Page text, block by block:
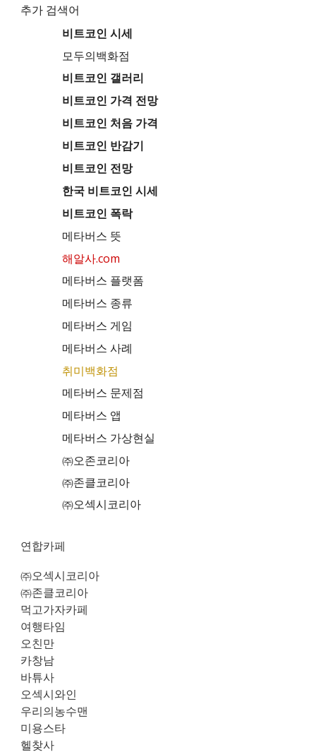
추가 검색어
비트코인 시세
모두의백화점
비트코인 갤러리
비트코인 가격 전망
비트코인 처음 가격
비트코인 반감기
비트코인 전망
한국 비트코인 시세
비트코인 폭락
메타버스 뜻
해알사.com
메타버스 플랫폼
메타버스 종류
메타버스 게임
메타버스 사례
취미백화점
메타버스 문제점
메타버스 앱
메타버스 가상현실
㈜오존코리아
㈜존클코리아
㈜오섹시코리아
연합카페
㈜오섹시코리아
㈜존클코리아
먹고가자카페
여행타임
오친만
카창남
바튜사
오섹시와인
우리의농수맨
미용스타
헬찾사